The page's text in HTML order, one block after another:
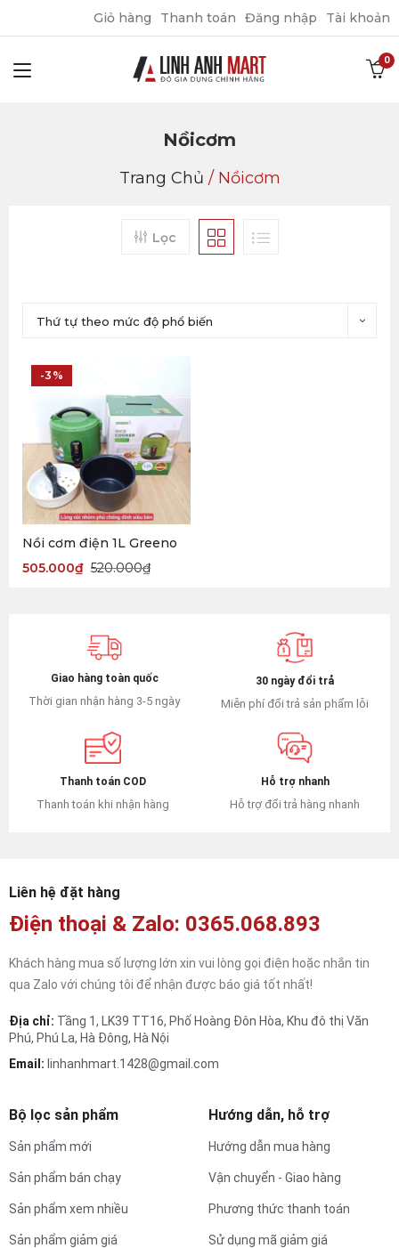
Giỏ hàng Thanh toán Đăng nhập Tài khoản
Nồicơm
Trang Chủ / Nồicơm
Lọc
Thứ tự theo mức độ phổ biến
-3%
Nồi cơm điện 1L Greeno
520.000₫
505.000₫
Giao hàng toàn quốc
Thời gian nhận hàng 3-5 ngày
30 ngày đổi trả
Miễn phí đổi trả sản phẩm lỗi
Thanh toán COD
Thanh toán khi nhận hàng
Hỗ trợ nhanh
Hỗ trợ đổi trả hàng nhanh
Liên hệ đặt hàng
Điện thoại & Zalo: 0365.068.893
Khách hàng mua số lượng lớn xin vui lòng gọi điện hoặc nhắn tin
qua Zalo với chúng tôi để nhận được báo giá tốt nhất!
Địa chỉ: Tầng 1, LK39 TT16, Phố Hoàng Đôn Hòa, Khu đô thị Văn
Phú, Phú La, Hà Đông, Hà Nội
Email: linhanhmart.1428@gmail.com
Bộ lọc sản phẩm
Sản phẩm mới
Sản phẩm bán chạy
Sản phẩm xem nhiều
Sản phẩm giảm giá
Hướng dẫn, hỗ trợ
Hướng dẫn mua hàng
Vận chuyển - Giao hàng
Phương thức thanh toán
Sử dụng mã giảm giá